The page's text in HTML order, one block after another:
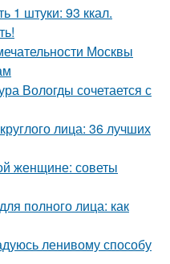
1 штуки: 93 ккал.
Москвы
Вологды сочетается с
лица: 36 лучших
женщине: советы
полного лица: как
ленивому способу